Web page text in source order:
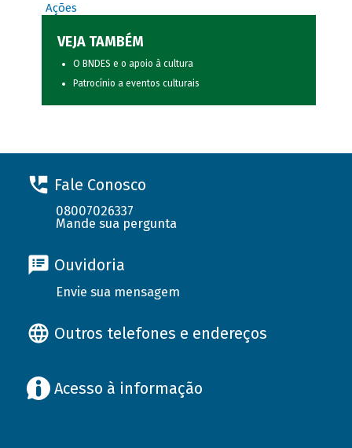
Ações
VEJA TAMBÉM
O BNDES e o apoio à cultura
Patrocínio a eventos culturais
Fale Conosco
08007026337
Mande sua pergunta
Ouvidoria
Envie sua mensagem
Outros telefones e endereços
Acesso à informação